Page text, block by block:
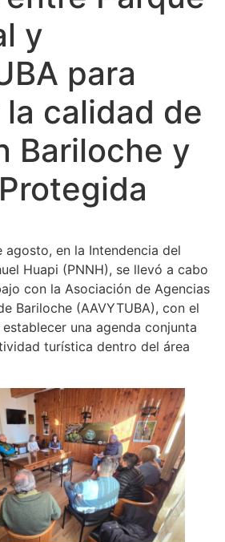
y
para
calidad de
Bariloche y
agosto, en la Intendencia del
Huapi (PNNH), se llevó a cabo
con la Asociación de Agencias
Bariloche (AAVYTUBA), con el
una agenda conjunta
turística dentro del área